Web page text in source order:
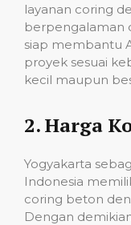
layanan coring
berpengalaman
siap membantu
proyek sesuai
kecil maupun
2.Harga
Yogyakarta
Indonesia
coring beton
Dengan